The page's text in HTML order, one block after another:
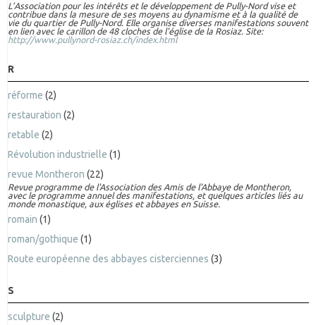
L’Association pour les intérêts et le développement de Pully-Nord vise et
contribue dans la mesure de ses moyens au dynamisme et à la qualité de
vie du quartier de Pully-Nord. Elle organise diverses manifestations souvent
en lien avec le carillon de 48 cloches de l'église de la Rosiaz. Site:
http://www.pullynord-rosiaz.ch/index.html
R
réforme (2)
restauration (2)
retable (2)
Révolution industrielle (1)
revue Montheron (22)
Revue programme de l'Association des Amis de l'Abbaye de Montheron,
avec le programme annuel des manifestations, et quelques articles liés au
monde monastique, aux églises et abbayes en Suisse.
romain (1)
roman/gothique (1)
Route européenne des abbayes cisterciennes (3)
S
sculpture (2)